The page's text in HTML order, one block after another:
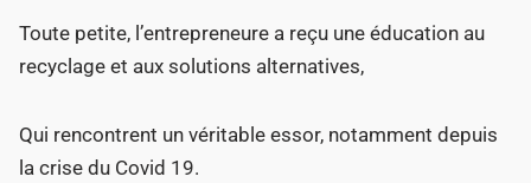
Toute petite, l’entrepreneure a reçu une éducation au
recyclage et aux solutions alternatives,
Qui rencontrent un véritable essor, notamment depuis
la crise du Covid 19.